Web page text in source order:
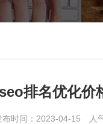
排名优化价
布时间：2023-04-15 人